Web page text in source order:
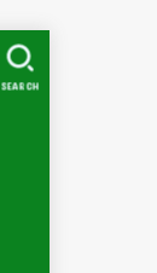
SEARCH